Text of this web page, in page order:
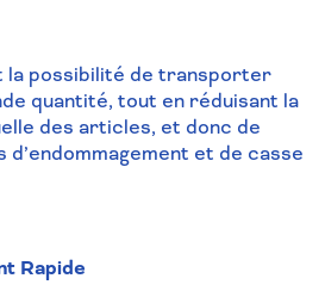
la possibilité de transporter
quantité, tout en réduisant la
des articles, et donc de
et de casse
Rapide